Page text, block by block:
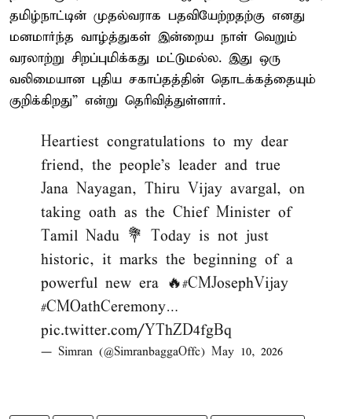
தமிழ்நாட்டின் முதல்வராக பதவியேற்றதற்கு எனது
மனமார்ந்த வாழ்த்துகள் இன்றைய நாள் வெறும்
வரலாற்று சிறப்புமிக்கது மட்டுமல்ல. இது ஒரு
வலிமையான புதிய சகாப்தத்தின் தொடக்கத்தையும்
குறிக்கிறது” என்று தெரிவித்துள்ளார்.
Heartiest congratulations to my dear
friend, the people’s leader and true
Jana Nayagan, Thiru Vijay avargal, on
taking oath as the Chief Minister of
Tamil Nadu 💐 Today is not just
historic, it marks the beginning of a
powerful new era 🔥#CMJosephVijay
#CMOathCeremony…
pic.twitter.com/YThZD4fgBq
— Simran (@SimranbaggaOffc) May 10, 2026